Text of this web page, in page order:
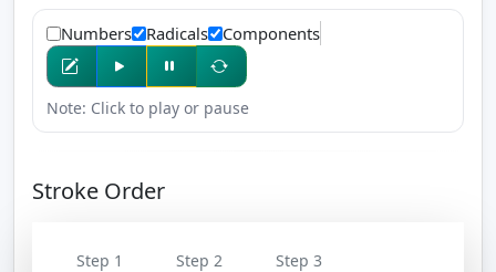
Numbers Radicals Components
Note: Click to play or pause
Stroke Order
Step 1 Step 2 Step 3